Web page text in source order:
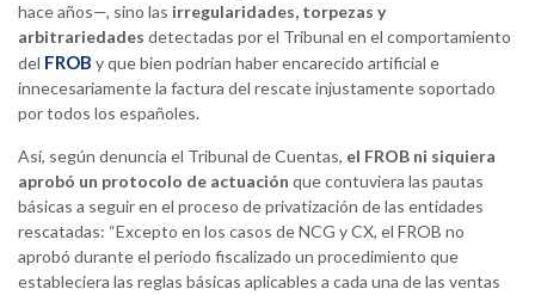
hace años—, sino las irregularidades, torpezas y
arbitrariedades detectadas por el Tribunal en el comportamiento
del FROB y que bien podrían haber encarecido artificial e
innecesariamente la factura del rescate injustamente soportado
por todos los españoles.
Así, según denuncia el Tribunal de Cuentas, el FROB ni siquiera
aprobó un protocolo de actuación que contuviera las pautas
básicas a seguir en el proceso de privatización de las entidades
rescatadas: “Excepto en los casos de NCG y CX, el FROB no
aprobó durante el periodo fiscalizado un procedimiento que
estableciera las reglas básicas aplicables a cada una de las ventas